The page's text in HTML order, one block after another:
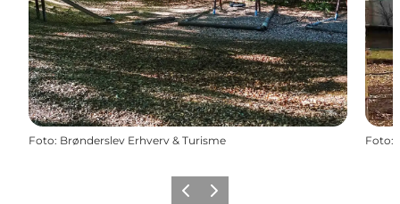
Foto: Brønderslev Erhverv & Turisme Foto:
ForrigeNæste